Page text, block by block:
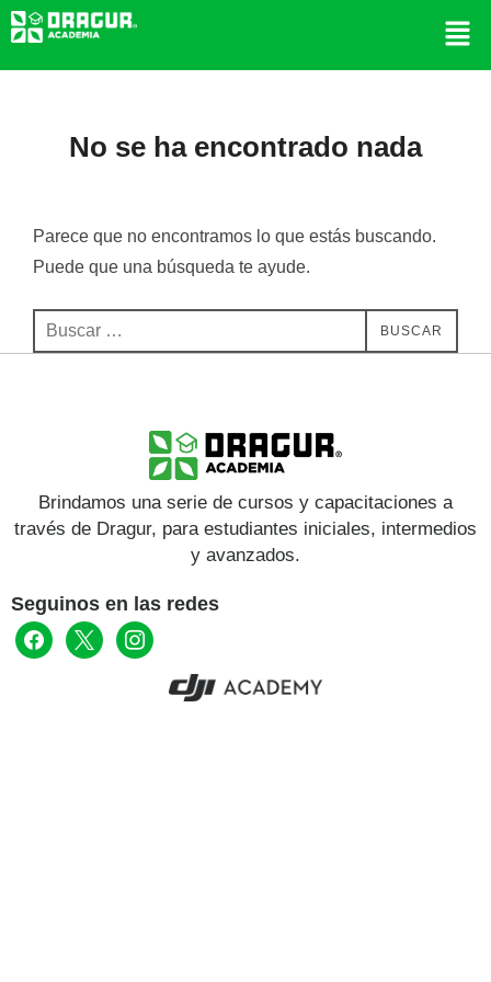
No se ha encontrado nada
Parece que no encontramos lo que estás buscando.
Puede que una búsqueda te ayude.
BUSCAR
Brindamos una serie de cursos y capacitaciones a
través de Dragur, para estudiantes iniciales, intermedios
y avanzados.
Seguinos en las redes